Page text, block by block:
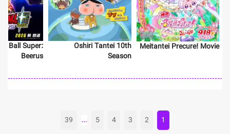
Meitantei Precure! Movie
Oshiri Tantei 10th
Season
Ball Super:
Beerus
1
2
3
4
5
...
39